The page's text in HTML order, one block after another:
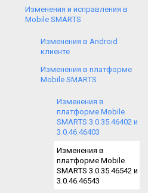
Изменения и исправления в
Mobile SMARTS
Изменения в Аndroid
клиенте
Изменения в платформе
Mobile SMARTS
Изменения в
платформе Mobile
SMARTS 3.0.35.46402 и
3.0.46.46403
Изменения в
платформе Mobile
SMARTS 3.0.35.46542 и
3.0.46.46543